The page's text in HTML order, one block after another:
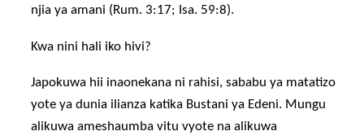
njia ya amani (Rum. 3:17; Isa. 59:8).
Kwa nini hali iko hivi?
Japokuwa hii inaonekana ni rahisi, sababu ya matatizo
yote ya dunia ilianza katika Bustani ya Edeni. Mungu
alikuwa ameshaumba vitu vyote na alikuwa